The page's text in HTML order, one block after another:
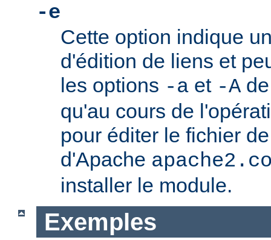
-e
Cette option indique
d'édition de liens et
les options -a et -A
qu'au cours de
pour éditer le fichier
d'Apache
installer le module.
Exemples